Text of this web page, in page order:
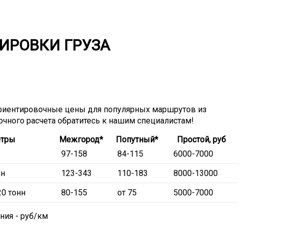
ГРУЗА
цены для популярных маршрутов из
расчета обратитесь к нашим специалистам!
Межгород* Попутный*
Простой, руб
97-158 84-115
6000-7000
123-343 110-183
8000-13000
тонн
80-155 от 75 5000-7000
- руб/км